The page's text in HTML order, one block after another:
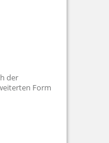
der
Form